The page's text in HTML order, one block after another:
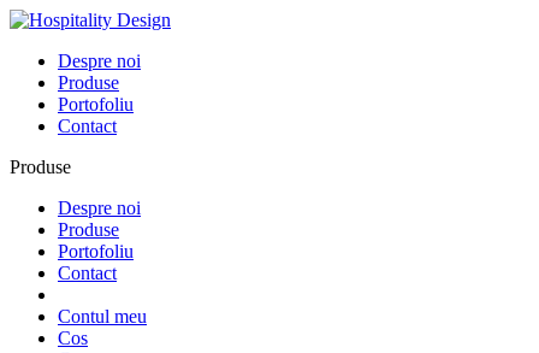
Despre noi
Produse
Portofoliu
Contact
Produse
Despre noi
Produse
Portofoliu
Contact
Contul meu
Cos